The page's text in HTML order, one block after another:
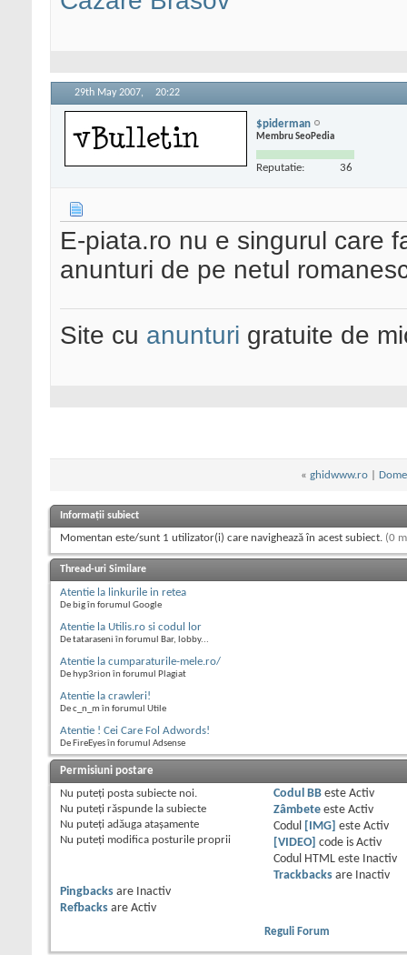
29th May 2007, 20:22
$piderman
Membru SeoPedia
Reputatie: 36
E-piata.ro nu e singurul care
anunturi de pe netul
Site cu anunturi gratuite de
« ghidwww.ro
Informații subiect
Momentan este/sunt 1 utilizator(i) care navighează în acest subiect. (0
Thread-uri Similare
Atentie la linkurile in retea
De big în forumul Google
Atentie la Utilis.ro si codul lor
De tataraseni în forumul Bar, lobby...
Atentie la cumparaturile-mele.ro/
De hyp3rion în forumul Plagiat
Atentie la crawleri!
De c_n_m în forumul Utile
Atentie ! Cei Care Fol Adwords!
De FireEyes în forumul Adsense
Permisiuni postare
Nu puteţi posta subiecte noi.
Nu puteţi răspunde la subiecte
Nu puteţi adăuga ataşamente
Nu puteţi modifica posturile proprii
Codul BBeste Activ
Zâmbeteeste Activ
Codul
[IMG] este Activ
[VIDEO]
code is Activ
Codul HTML este
Inactiv
Trackbacksare
Inactiv
Pingbacks are
Inactiv
Refbacks are Activ
Reguli Forum